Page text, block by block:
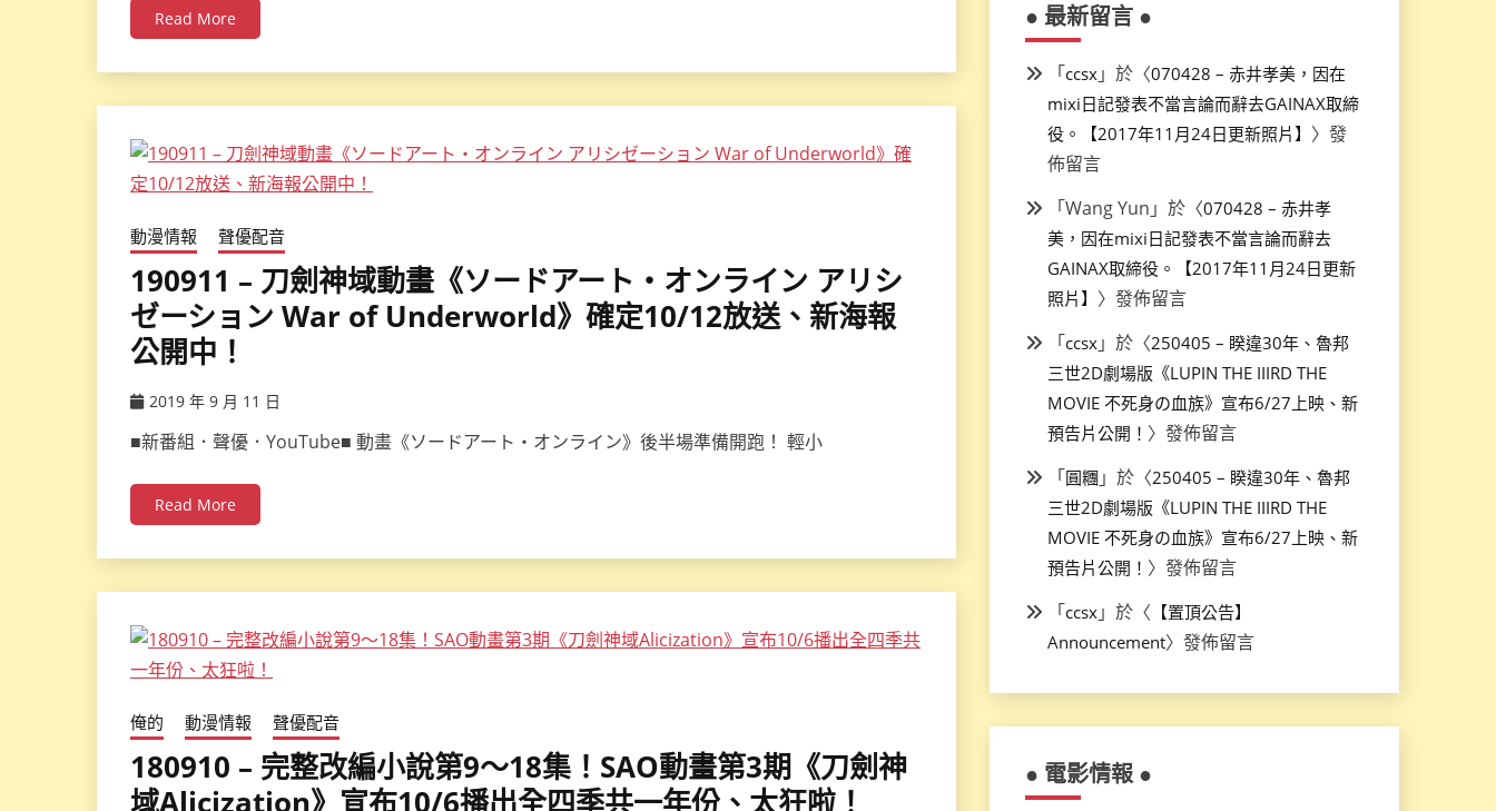
Read More
動漫情報 聲優配音
190911 – 刀劍神域動畫《ソードアート・オンライン アリシ
ゼーション War of Underworld》確定10/12放送、新海報
公開中！
2019 年 9 月 11 日
■新番組．聲優．YouTube■ 動畫《ソードアート・オンライン》後半場準備開跑！ 輕小
Read More
俺的 動漫情報 聲優配音
180910 – 完整改編小說第9～18集！SAO動畫第3期《刀劍神
域Alicization》宣布10/6播出全四季共一年份、太狂啦！
● 最新留言 ●
「ccsx」於〈070428 – 赤井孝美，因在
mixi日記發表不當言論而辭去GAINAX取締
役。【2017年11月24日更新照片】 〉發
佈留言
「Wang Yun 」於〈070428 – 赤井孝
美，因在mixi日記發表不當言論而辭去
GAINAX取締役。【2017年11月24日更新
照片】 〉發佈留言
「ccsx」於〈250405 – 睽違30年、魯邦
三世2D劇場版《LUPIN THE IIIRD THE
MOVIE 不死身の血族》宣布6/27上映、新
預告片公開！ 〉發佈留言
「圓糰」於〈250405 – 睽違30年、魯邦
三世2D劇場版《LUPIN THE IIIRD THE
MOVIE 不死身の血族》宣布6/27上映、新
預告片公開！ 〉發佈留言
「ccsx」於〈 【置頂公告】
Announcement〉發佈留言
● 電影情報 ●